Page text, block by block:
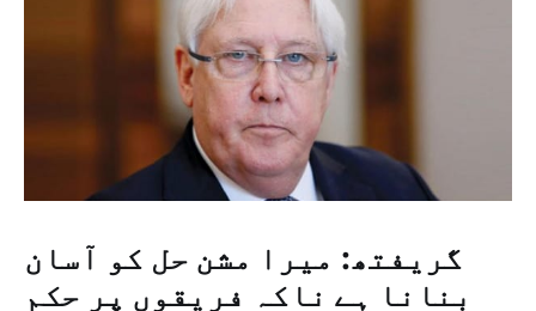
گریفتھ: میرا مشن حل کو آسان
بنانا ہے ناکہ فریقوں پر حکم